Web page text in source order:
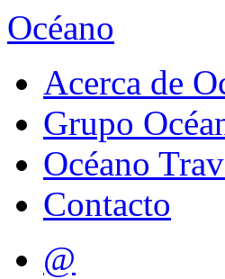
Océano
Acerca de
Grupo
Océano
Contacto
@